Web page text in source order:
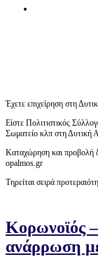
Έχετε επιχείρηση στη
Είστε Πολιτιστικός
Σωματείο κλπ στη Δυτική
Καταχώρηση και προβολή
opalmos.gr
Τηρείται σειρά
Κορωνοϊός
ανάρρωση